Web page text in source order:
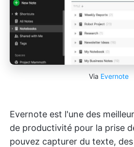
Via Evernote
Evernote est l'une des
de productivité pour la prise
pouvez capturer du texte,